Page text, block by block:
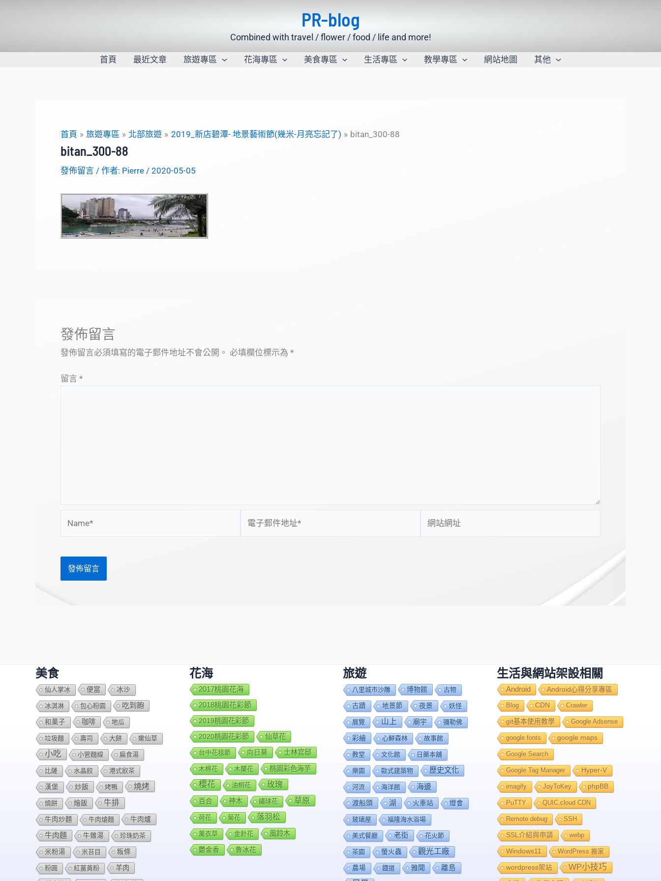
PR-blog
Combined with travel / flower / food / life and more!
首頁 最近文章 旅遊專區 花海專區 美食專區 生活專區 教學專區 網站地圖 其他
首頁 旅遊專區 北部旅遊 2019_新店碧潭- 地景藝術節(幾米-月亮忘記了) bitan_300-88
bitan_300-88
發佈留言 / 作者: Pierre / 2020-05-05
發佈留言
發佈留言必須填寫的電子郵件地址不會公開。 必填欄位標示為 *
留言 *
站
美食
仙人掌冰 便當 冰沙
冰淇淋 包心粉園 吃到飽
和菓子 咖啡 地瓜
垃圾麵 壽司 大餅 嫰仙草
小吃 小管麵線 扁食湯
比薩 水晶餃 港式飲茶
漢堡 炒飯 烤鴨 燒烤
燒餅 燴飯 牛排
牛肉炒麵 牛肉熗麵 牛肉爐
牛肉麵 牛雜湯 珍珠奶茶
米粉湯 米苔目 粄條
粉圓 紅薑黃粉 羊肉
花海
2017桃園花海
2018桃園花彩節
2019桃園花彩節
2020桃園花彩節
仙草花
台中花毯節 向日葵 士林官邸
木棉花 木蘭花 桃園彩色海芋
櫻花 油桐花 玫瑰
百合 神木 繡球花 草原
荷花 菊花 落羽松
薰衣草 金針花 風鈴木
鬱金香 魯冰花
旅遊
八里城市沙雕 博物館 古物
古蹟 地景節 夜景 妖怪
展覽 山上 廟宇 彌勒佛
彩繪 心鮮森林 故事館
教堂 文化館 日藥本舖
樂園 歐式建築物 歷史文化
河流 海洋館 海邊
渡船頭 湖 火車站 燈會
玻璃屋 福隆海水浴場
美式餐廳 老街 花火節
茶園 螢火蟲 觀光工廠
農場 鐡道 雅聞 離島
生活與網站架設相關
Android Android心得分享專區
Blog CDN Crawler
git基本使用教學 Google Adsense
google fonts google maps
Google Search
Google Tag Manager Hyper-V
imagify JoyToKey phpBB
PuTTY QUIC.cloud CDN
Remote debug SSH
SSL介紹與申請 webp
Windows11 WordPress 搬家
wordpress架站 WP小技巧